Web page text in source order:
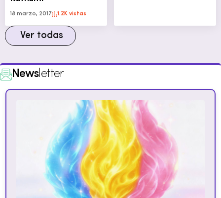
18 marzo, 2017 1.2K vistas
Ver todas
Newsletter